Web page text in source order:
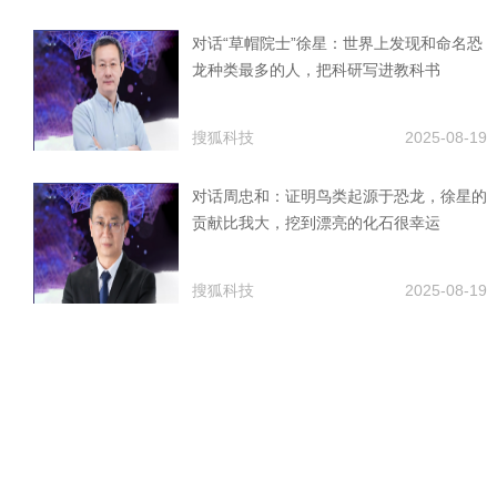
对话“草帽院士”徐星：世界上发现和命名恐
龙种类最多的人，把科研写进教科书
搜狐科技 2025-08-19
对话周忠和：证明鸟类起源于恐龙，徐星的
贡献比我大，挖到漂亮的化石很幸运
搜狐科技 2025-08-19